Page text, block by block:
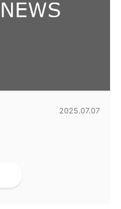
2025.07.07